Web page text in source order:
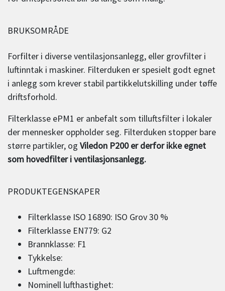
BRUKSOMRÅDE
Forfilter i diverse ventilasjonsanlegg, eller grovfilter i
luftinntak i maskiner. Filterduken er spesielt godt egnet
i anlegg som krever stabil partikkelutskilling under tøffe
driftsforhold.
Filterklasse ePM1 er anbefalt som tilluftsfilter i lokaler
der mennesker oppholder seg. Filterduken stopper bare
større partikler, og Viledon P200 er derfor ikke egnet
som hovedfilter i ventilasjonsanlegg.
PRODUKTEGENSKAPER
Filterklasse ISO 16890: ISO Grov 30 %
Filterklasse EN779: G2
Brannklasse: F1
Tykkelse:
Luftmengde:
Nominell lufthastighet: